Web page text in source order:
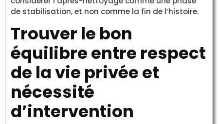
de stabilisation, et non comme la fin de l’histoire.
Trouver le bon
équilibre entre respect
de la vie privée et
nécessité
d’intervention